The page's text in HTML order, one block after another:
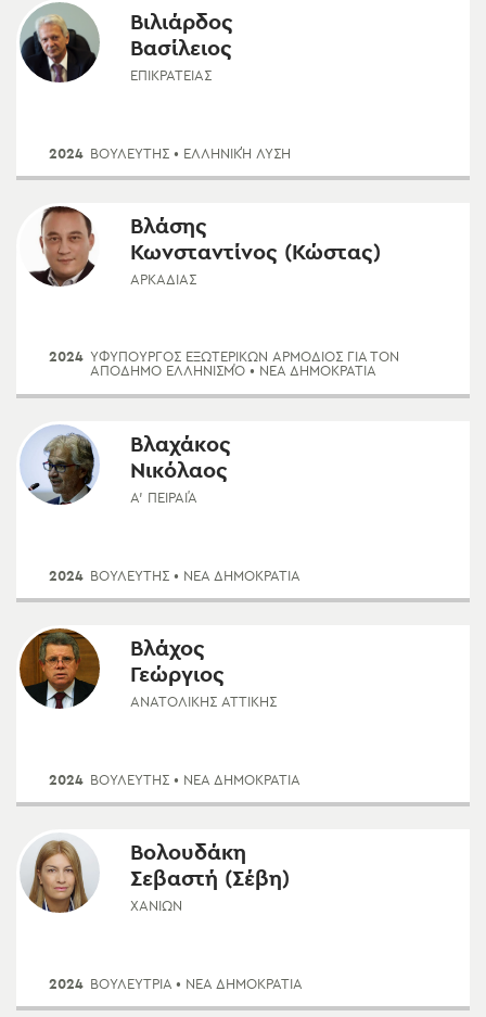
Βιλιάρδος
Βασίλειος
ΕΠΙΚΡΑΤΕΊΑΣ
2024 ΒΟΥΛΕΥΤΗΣ • ΕΛΛΗΝΙΚΉ ΛΎΣΗ
Βλάσης
Κωνσταντίνος (Κώστας)
ΑΡΚΑΔΊΑΣ
2024 ΥΦΥΠΟΥΡΓΌΣ ΕΞΩΤΕΡΙΚΏΝ ΑΡΜΌΔΙΟΣ ΓΙΑ ΤΟΝ
ΑΠΌΔΗΜΟ ΕΛΛΗΝΙΣΜΌ • ΝΈΑ ΔΗΜΟΚΡΑΤΊΑ
Βλαχάκος
Νικόλαος
Α' ΠΕΙΡΑΙΆ
2024 ΒΟΥΛΕΥΤΗΣ • ΝΈΑ ΔΗΜΟΚΡΑΤΊΑ
Βλάχος
Γεώργιος
ΑΝΑΤΟΛΙΚΉΣ ΑΤΤΙΚΉΣ
2024 ΒΟΥΛΕΥΤΗΣ • ΝΈΑ ΔΗΜΟΚΡΑΤΊΑ
Βολουδάκη
Σεβαστή (Σέβη)
ΧΑΝΊΩΝ
2024 ΒΟΥΛΕΥΤΡΙΑ • ΝΈΑ ΔΗΜΟΚΡΑΤΊΑ